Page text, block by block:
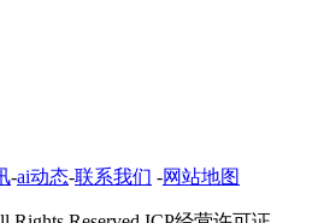
-ai动态-联系我们 -网站地图